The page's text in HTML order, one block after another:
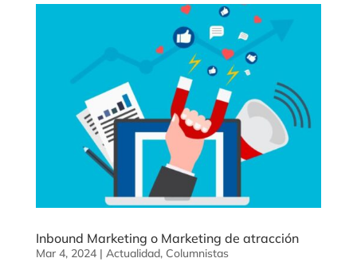
Inbound Marketing o Marketing de atracción
Mar 4, 2024| Actualidad, Columnistas